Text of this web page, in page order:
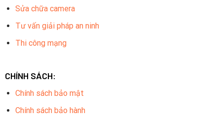
Sửa chữa camera
Tư vấn giải pháp an ninh
Thi công mạng
CHÍNH SÁCH:
Chính sách bảo mật
Chính sách bảo hành